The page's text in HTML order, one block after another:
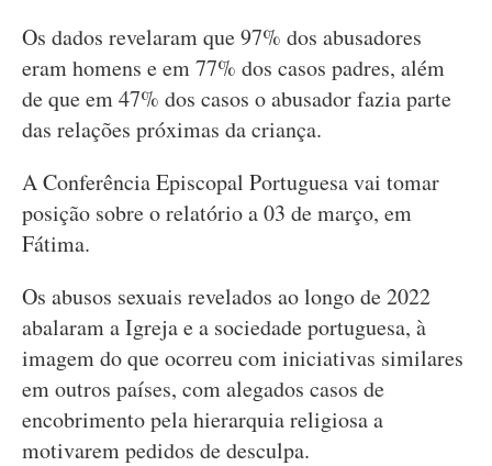
Os dados revelaram que 97% dos abusadores
eram homens e em 77% dos casos padres, além
de que em 47% dos casos o abusador fazia parte
das relações próximas da criança.
A Conferência Episcopal Portuguesa vai tomar
posição sobre o relatório a 03 de março, em
Fátima.
Os abusos sexuais revelados ao longo de 2022
abalaram a Igreja e a sociedade portuguesa, à
imagem do que ocorreu com iniciativas similares
em outros países, com alegados casos de
encobrimento pela hierarquia religiosa a
motivarem pedidos de desculpa.